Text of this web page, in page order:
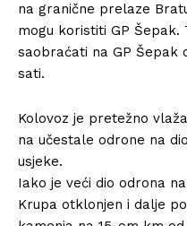
na granične prelaze
mogu koristiti GP Šepak.
saobraćati na GP Šepak
sati.
Kolovoz je pretežno
na učestale odrone na
usjeke.
Iako je veći dio odrona
Krupa otklonjen i dalje